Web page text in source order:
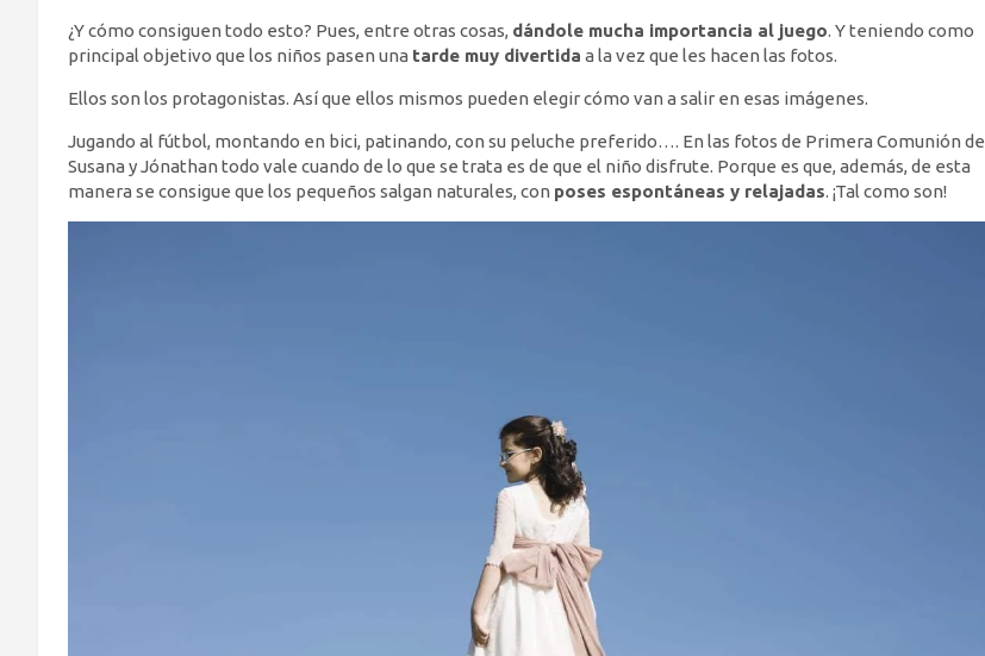
¿Y cómo consiguen todo esto? Pues, entre otras cosas, dándole mucha importancia al juego. Y teniendo como
principal objetivo que los niños pasen una tarde muy divertida a la vez que les hacen las fotos.
Ellos son los protagonistas. Así que ellos mismos pueden elegir cómo van a salir en esas imágenes.
Jugando al fútbol, montando en bici, patinando, con su peluche preferido…. En las fotos de Primera Comunión de
Susana y Jónathan todo vale cuando de lo que se trata es de que el niño disfrute. Porque es que, además, de esta
manera se consigue que los pequeños salgan naturales, con poses espontáneas y relajadas. ¡Tal como son!